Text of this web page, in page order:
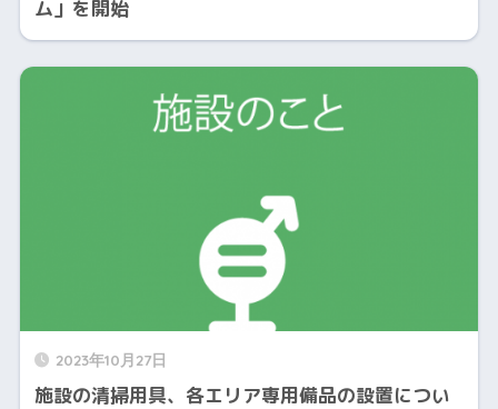
ム」を開始
2023年10月27日
施設の清掃用具、各エリア専用備品の設置につい